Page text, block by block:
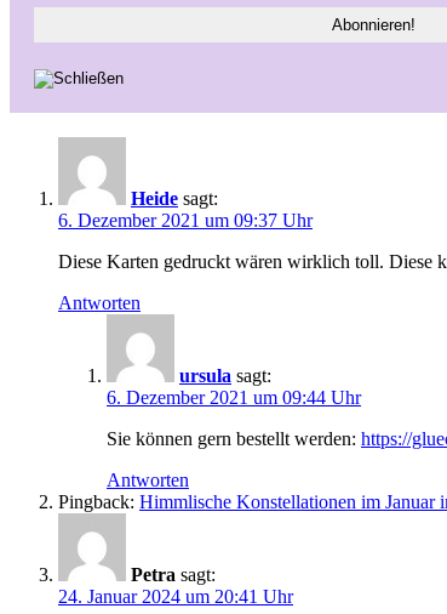
Heide sagt:
6. Dezember 2021 um 09:37 Uhr
Diese Karten gedruckt wären wirklich toll. Diese
Antworten
ursula sagt:
6. Dezember 2021 um 09:44 Uhr
Sie können gern bestellt werden: https://
Antworten
Pingback: Himmlische Konstellationen im Januar
Petra sagt:
24. Januar 2024 um 20:41 Uhr